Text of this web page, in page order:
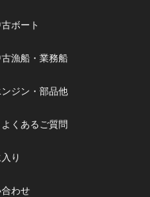
ボート
漁船・業務船
ジン・部品他
よくあるご質問
り
わせ